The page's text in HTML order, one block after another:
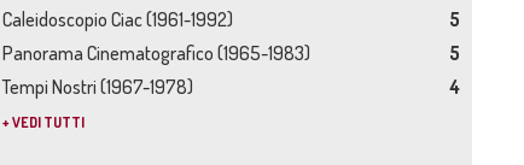
Caleidoscopio Ciac (1961-1992)
5
Panorama Cinematografico (1965-1983)
5
Tempi Nostri (1967-1978)
4
+ VEDI TUTTI